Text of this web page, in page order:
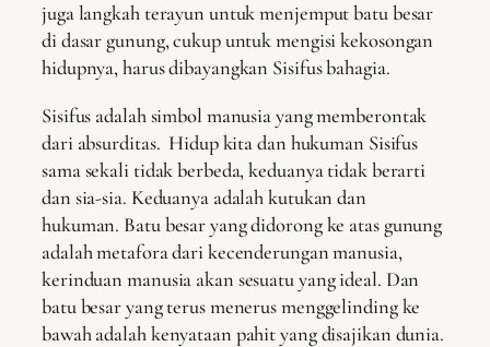
juga langkah terayun untuk menjemput batu besar
di dasar gunung, cukup untuk mengisi kekosongan
hidupnya, harus dibayangkan Sisifus bahagia.
Sisifus adalah simbol manusia yang memberontak
dari absurditas. Hidup kita dan hukuman Sisifus
sama sekali tidak berbeda, keduanya tidak berarti
dan sia-sia. Keduanya adalah kutukan dan
hukuman. Batu besar yang didorong ke atas gunung
adalah metafora dari kecenderungan manusia,
kerinduan manusia akan sesuatu yang ideal. Dan
batu besar yang terus menerus menggelinding ke
bawah adalah kenyataan pahit yang disajikan dunia.